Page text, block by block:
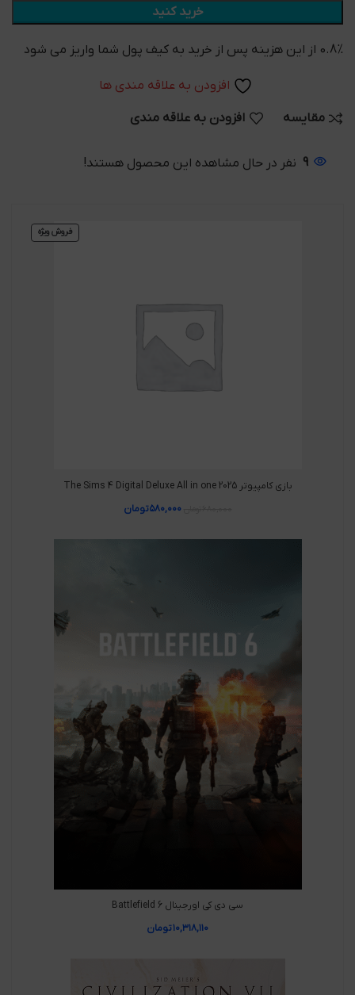
خرید کنید
0.8% از این هزینه پس از خرید به کیف پول شما واریز می شود
افزودن به علاقه مندی ها
مقایسه افزودن به علاقه مندی
9 نفر در حال مشاهده این محصول هستند!
فروش ویژه
بازی کامپیوتر The Sims 4 Digital Deluxe All in one 2025
۵۸۰,۰۰۰تومان
سی دی کی اورجینال Battlefield 6
۱۰,۳۱۸,۱۱۰تومان